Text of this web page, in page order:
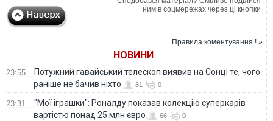
ним в соцмережах через ці кнопки
Правила коментування ! »
НОВИНИ
23:55
Потужний гавайський телескоп виявив на Сонці те, чого
раніше не бачив ніхто
81 0
23:31
"Мої іграшки": Роналду показав колекцію суперкарів
вартістю понад 25 млн євро
66 0